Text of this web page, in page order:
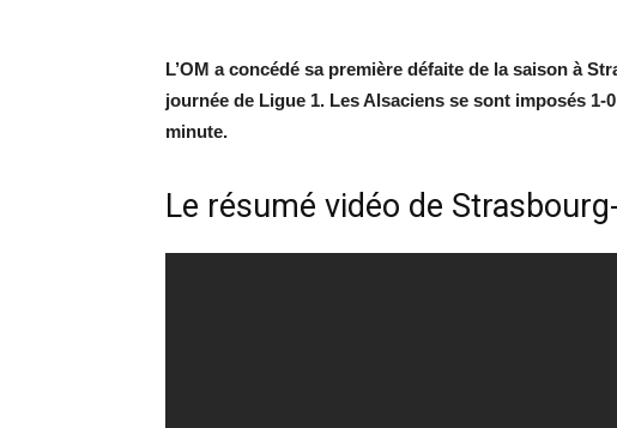
L’OM a concédé sa première défaite de la saison à
journée de Ligue 1. Les Alsaciens se sont imposés 1-
minute.
Le résumé vidéo de